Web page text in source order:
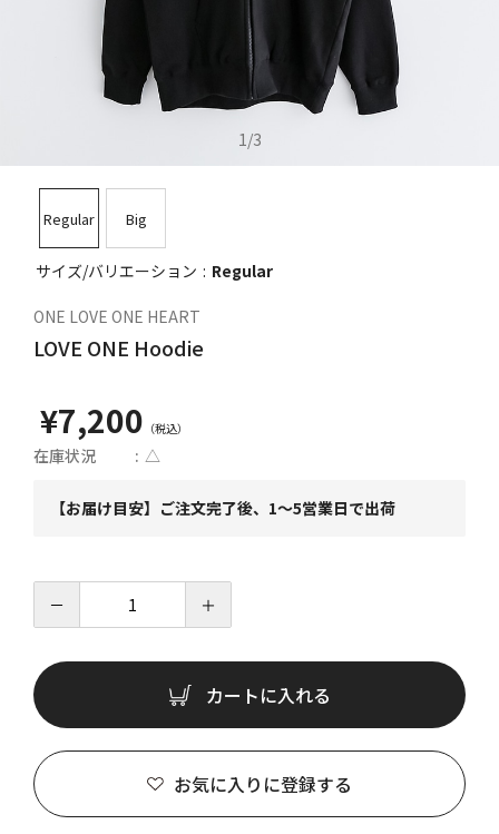
1/3
Regular Big
サイズ/バリエーション Regular
ONE LOVE ONE HEART
LOVE ONE Hoodie
¥7,200
在庫状況 △
【お届け目安】ご注文完了後、1～5営業日で出荷
－ ＋
カートに入れる
お気に入りに登録する